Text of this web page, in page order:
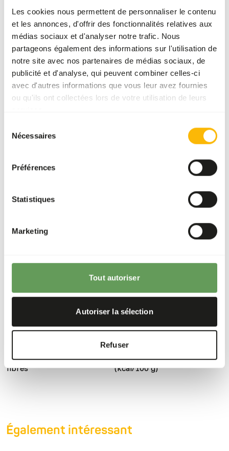
Les cookies nous permettent de personnaliser le contenu
et les annonces, d'offrir des fonctionnalités relatives aux
médias sociaux et d'analyser notre trafic. Nous
partageons également des informations sur l'utilisation de
notre site avec nos partenaires de médias sociaux, de
publicité et d'analyse, qui peuvent combiner celles-ci
avec d'autres informations que vous leur avez fournies
ou qu'ils ont collectées lors de votre utilisation de leurs
Nécessaires
Préférences
Statistiques
Marketing
Tout autoriser
Autoriser la sélection
Refuser
À propos de ce produit
contiennent des fibres animales et sont parfaitement
adaptées pour être utilisées comme collation dans un
parfaitement et les utiliser comme collation séchée. Les
oreilles de lapin ne doivent pas être comptées lors de la
Constituants analytiques
Humidité 55%
Cendre
brute
2%
Protéine 29% Calcium
0,02%
matières
14% Phosphore
fibres
(kcal/100 g)
nécessaire. Pour des conseils en matière d'alimentation,
veuillez consulter
www.kbraw.eu . Ce produit est un aliment
cru pour animaux. Par conséquent, veuillez respecter les
consignes d'hygiène, voirwww.feed-raw-right.eu.
Également intéressant